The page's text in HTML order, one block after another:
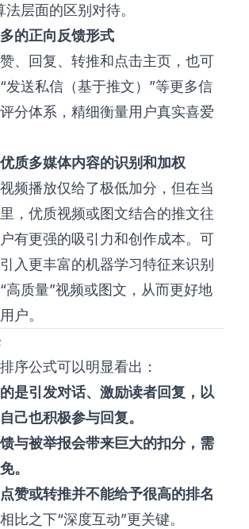
法层面的区别对待。
的正向反馈形式
、回复、转推和点击主页，也可
发送私信（基于推文）”等更多信
分体系，精细衡量用户真实喜爱
质多媒体内容的识别和加权
频播放仅给了极低加分，但在当
，优质视频或图文结合的推文往
有更强的吸引力和创作成本。可
入更丰富的机器学习特征来识别
高质量”视频或图文，从而更好地
户。
序公式可以明显看出：
是引发对话、激励读者回复，以
己也积极参与回复。
与被举报会带来巨大的扣分，需
。
赞或转推并不能给予很高的排名
相比之下“深度互动”更关键。